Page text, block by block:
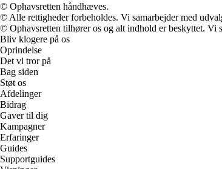
© Ophavsretten håndhæves.
© Alle rettigheder forbeholdes. Vi samarbejder med
© Ophavsretten tilhører os og alt indhold er beskyttet. Vi
Bliv klogere på os
Oprindelse
Det vi tror på
Bag siden
Støt os
Afdelinger
Bidrag
Gaver til dig
Kampagner
Erfaringer
Guides
Supportguides